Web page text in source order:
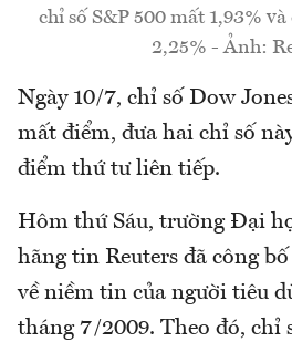
chỉ số S&P 500 mất 1,93%
2,25% - Ảnh:
Ngày 10/7, chỉ số Dow
mất điểm, đưa hai chỉ số
điểm thứ tư liên tiếp.
Hôm thứ Sáu, trường Đại
hãng tin Reuters đã công
về niềm tin của người tiêu
tháng 7/2009. Theo đó, chỉ